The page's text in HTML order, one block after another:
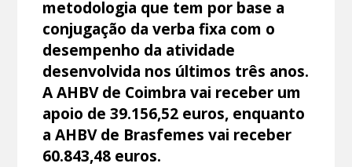
metodologia que tem por base a
conjugação da verba fixa com o
desempenho da atividade
desenvolvida nos últimos três anos.
A AHBV de Coimbra vai receber um
apoio de 39.156,52 euros, enquanto
a AHBV de Brasfemes vai receber
60.843,48 euros.